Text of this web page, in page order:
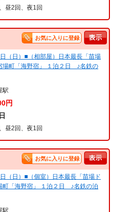
昼2回、夜1回
お気に入りに登録
（日）■（相部屋）日本最長「苗場
場町「海野宿」 １泊２日 ♪名鉄の
駅
円
昼2回、夜1回
お気に入りに登録
（日）■（個室）日本最長「苗場ド
町「海野宿」 １泊２日 ♪名鉄の泊